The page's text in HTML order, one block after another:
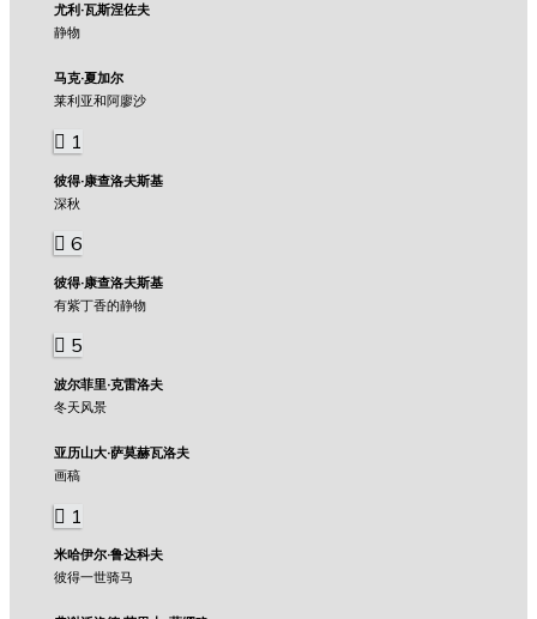
尤利·瓦斯涅佐夫
静物
马克·夏加尔
莱利亚和阿廖沙
1
彼得·康查洛夫斯基
深秋
6
彼得·康查洛夫斯基
有紫丁香的静物
5
波尔菲里·克雷洛夫
冬天风景
亚历山大·萨莫赫瓦洛夫
画稿
1
米哈伊尔·鲁达科夫
彼得一世骑马